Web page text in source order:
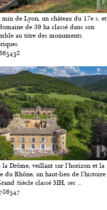
min de Lyon, un château du 17e s. et
de 39 ha classé dans son
au titre des monuments
la Drôme, veillant sur l'horizon et la
du Rhône, un haut-lieu de l'histoire
Siècle classé MH, ses ...